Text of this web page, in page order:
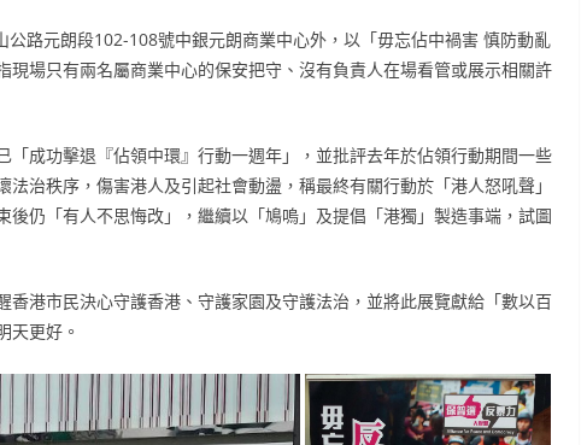
公路元朗段102-108號中銀元朗商業中心外，以「毋忘佔中禍害 慎防動亂
場只有兩名屬商業中心的保安把守、沒有負責人在場看管或展示相關許
成功擊退『佔領中環』行動一週年」，並批評去年於佔領行動期間一些
治秩序，傷害港人及引起社會動盪，稱最終有關行動於「港人怒吼聲」
仍「有人不思悔改」，繼續以「鳩嗚」及提倡「港獨」製造事端，試圖
香港市民決心守護香港、守護家園及守護法治，並將此展覽獻給「數以百
天更好。